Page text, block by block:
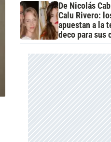
De Nicolás
Calu Rivero:
apuestan a la
deco para sus